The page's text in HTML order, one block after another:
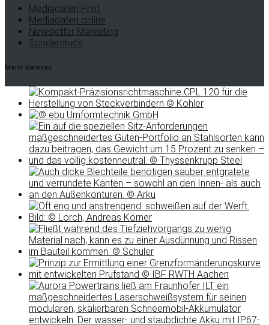
Mediadaten Print
Mediadaten online
Newsletter Marketing
Sonderdruck
Meist Gelesen